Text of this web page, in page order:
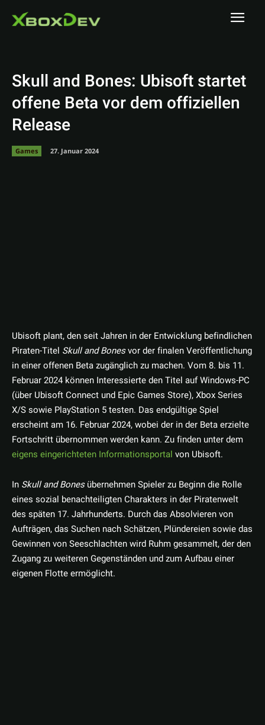
Skull and Bones: Ubisoft startet
offene Beta vor dem offiziellen
Release
Games 27. Januar 2024
Ubisoft plant, den seit Jahren in der Entwicklung befindlichen
Piraten-Titel Skull and Bonesvor der finalen Veröffentlichung
in einer offenen Beta zugänglich zu machen. Vom 8. bis 11.
Februar 2024 können Interessierte den Titel auf Windows-PC
(über Ubisoft Connect und Epic Games Store), Xbox Series
X/S sowie PlayStation 5 testen. Das endgültige Spiel
erscheint am 16. Februar 2024, wobei der in der Beta erzielte
Fortschritt übernommen werden kann. Zu finden unter dem
eigens eingerichteten Informationsportal von Ubisoft.
In Skull and Bonesübernehmen Spieler zu Beginn die Rolle
eines sozial benachteiligten Charakters in der Piratenwelt
des späten 17. Jahrhunderts. Durch das Absolvieren von
Aufträgen, das Suchen nach Schätzen, Plündereien sowie das
Gewinnen von Seeschlachten wird Ruhm gesammelt, der den
Zugang zu weiteren Gegenständen und zum Aufbau einer
eigenen Flotte ermöglicht.